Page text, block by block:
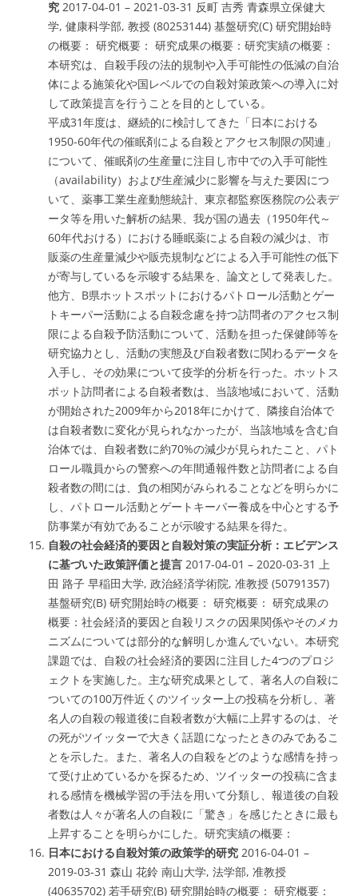
究 2017-04-01 – 2021-03-31 反町 吉秀 青森県立保健大
学, 健康科学部, 教授 (80253144) 基盤研究(C) 研究開始時
の概要： 研究概要： 研究成果の概要：研究実績の概要：
本研究は、自殺手段の法的規制や入手可能性の低減の自治
体による施策化や国レベルでの自殺対策政策への導入に対
して政策提言を行うことを目的としている。
平成31年度は、継続的に検討してきた「日本における
1950-60年代の催眠剤による自殺とアクセス制限の関連」
について、催眠剤の生産量に注目し市中での入手可能性
（availability）および生産減少に影響を与えた要因につ
いて、薬事工業生産動態統計、東京都監察医務院の公表デ
ータ等を用いた解析の結果、我が国の過去（1950年代～
60年代おける）における睡眠薬による自殺の減少は、市
販薬の生産量減少や販売規制などによる入手可能性の低下
が寄与しているを示唆する結果を、論文として発表した。
他方、B県ホットスポットにおけるパトロール活動とゲー
トキーパー活動による自殺念慮を持つ訪問者のアクセス制
限による自殺予防活動について、活動を担った保健師等を
研究協力とし、活動の実態及び自殺者数に関わるデータを
入手し、その効果について疫学的分析を行った。ホットス
ポット訪問者による自殺者数は、当該地域において、活動
が開始された2009年から2018年にかけて、隣接自治体で
は自殺者数に変化が見られなかったが、当該地域を含む自
治体では、自殺者数に約70%の減少が見られたこと、パト
ロール職員からの警察への年間通報件数と訪問者による自
殺者数の間には、負の相関がみられることなどを明らかに
し、パトロール活動とゲートキーパー養成を中心とする予
防事業が有効であることが示唆する結果を得た。
自殺の社会経済的要因と自殺対策の実証分析：エビデンス
に基づいた政策評価と提言 2017-04-01 – 2020-03-31 上
田 路子 早稲田大学, 政治経済学術院, 准教授 (50791357)
基盤研究(B) 研究開始時の概要： 研究概要： 研究成果の
概要：社会経済的要因と自殺リスクの因果関係やそのメカ
ニズムについては部分的な解明しか進んでいない。本研究
課題では、自殺の社会経済的要因に注目した4つのプロジ
ェクトを実施した。主な研究成果として、著名人の自殺に
ついての100万件近くのツイッター上の投稿を分析し、著
名人の自殺の報道後に自殺者数が大幅に上昇するのは、そ
の死がツイッターで大きく話題になったときのみであるこ
とを示した。また、著名人の自殺をどのような感情を持っ
て受け止めているかを探るため、ツイッターの投稿に含ま
れる感情を機械学習の手法を用いて分類し、報道後の自殺
者数は人々が著名人の自殺に「驚き」を感じたときに最も
上昇することを明らかにした。研究実績の概要：
日本における自殺対策の政策学的研究 2016-04-01 –
2019-03-31 森山 花鈴 南山大学, 法学部, 准教授
(40635702) 若手研究(B) 研究開始時の概要： 研究概要：